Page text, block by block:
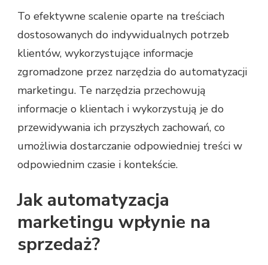
To efektywne scalenie oparte na treściach
dostosowanych do indywidualnych potrzeb
klientów, wykorzystujące informacje
zgromadzone przez narzędzia do automatyzacji
marketingu. Te narzędzia przechowują
informacje o klientach i wykorzystują je do
przewidywania ich przyszłych zachowań, co
umożliwia dostarczanie odpowiedniej treści w
odpowiednim czasie i kontekście.
Jak automatyzacja
marketingu wpłynie na
sprzedaż?